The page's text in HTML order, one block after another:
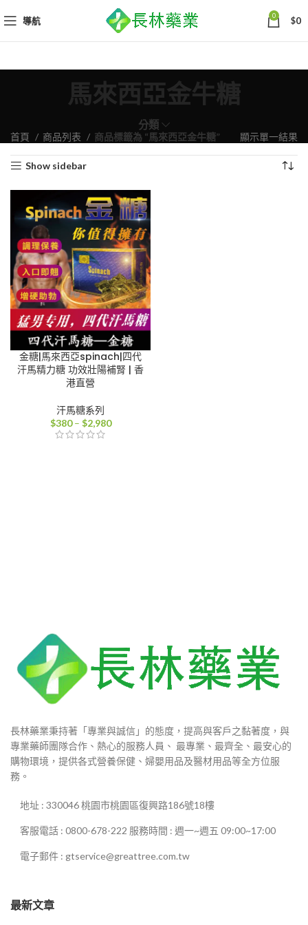
導航 0 $0
馬來西亞金牛糖
分類
首頁 商品列表 商品標籤為 “馬來西亞金牛糖” 顯示單一結果
Show sidebar
金糖|馬來西亞spinach|四代
汗馬精力糖 功效壯陽補腎 | 香
港直營
汗馬糖系列
$380 – $2,980價
長林藥業秉持著「專業與誠信」的態度，提高與客戶之黏著度，與
專業藥師團隊合作、熱心的服務人員、 最專業、最齊全、最安心的
購物環境，提供各式營養保健、婦嬰用品及醫材用品等全方位服
務。
地址 : 330046 桃園市桃園區復興路186號18樓
客服電話 : 0800-678-222 服務時間 : 週一~週五 09:00~17:00
電子郵件 : gtservice@greattree.com.tw
最新文章